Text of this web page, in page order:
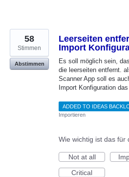
Leerseiten
Import
Es soll möglich sein,
die leerseiten entfernt.
Scanner App soll es
Import Konfiguration
58
Stimmen
Abstimmen
ADDED TO IDEAS
Importieren
Wie wichtig ist das für
Not at all
Critical